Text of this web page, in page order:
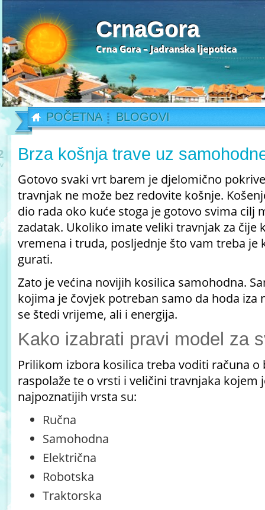
CrnaGora
Crna Gora – Jadranska ljepotica
POČETNA BLOGOVI
Brza košnja trave uz
Gotovo svaki vrt barem je djelomično
travnjak ne može bez redovite košnje.
dio rada oko kuće stoga je gotovo svima cilj
zadatak. Ukoliko imate veliki travnjak za čije
vremena i truda, posljednje što vam treba je
gurati.
Zato je većina novijih kosilica samohodna.
kojima je čovjek potreban samo da hoda iza
se štedi vrijeme, ali i energija.
Kako izabrati pravi model za
Prilikom izbora kosilica treba voditi računa o
raspolaže te o vrsti i veličini travnjaka kojem
najpoznatijih vrsta su:
Ručna
Samohodna
Električna
Robotska
Traktorska